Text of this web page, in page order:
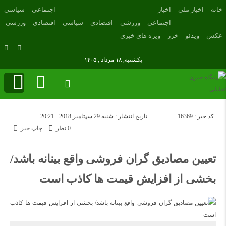
خانه اخبار ملی
اخبار
اجتماعی
ورزشی اقتصادی سیاسی
اجتماعی
سیاسی
اقتصادی
ورزشی
عکس
ویدئو خزر ویژه های خبری
یکشنبه, ۱۸ مرداد , ۱۴۰۵
تاریخ انتشار : شنبه 29 سپتامبر 2018 - 20:21
کد خبر : 16369
چاپ خبر
0 نظر
تعیین مصادیق گران فروشی واقع بینانه باشد/
بخشی از افزایش قیمت ها کاذب است